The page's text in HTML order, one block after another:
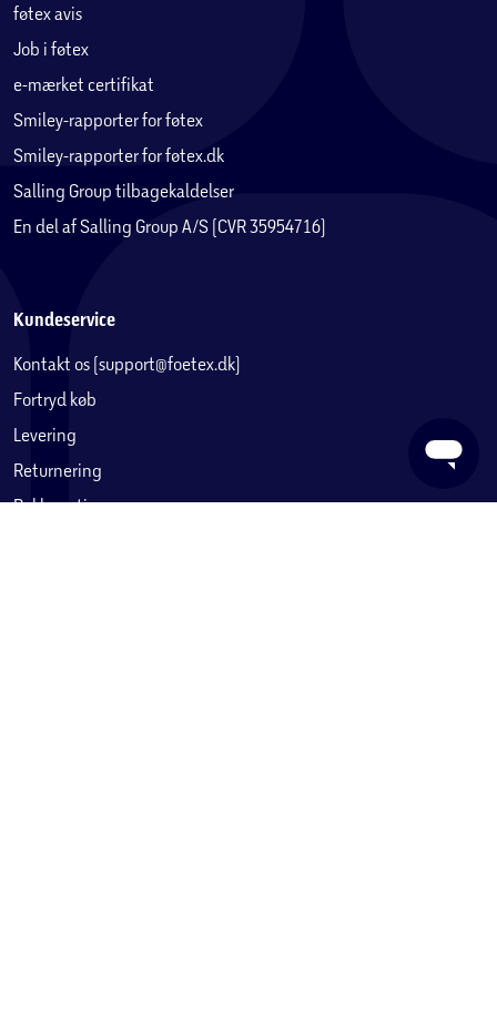
føtex avis
Job i føtex
e-mærket certifikat
Smiley-rapporter for føtex
Smiley-rapporter for føtex.dk
Salling Group tilbagekaldelser
En del af Salling Group A/S (CVR 35954716)
Kundeservice
Kontakt os (support@foetex.dk)
Fortryd køb
Levering
Returnering
Reklamation